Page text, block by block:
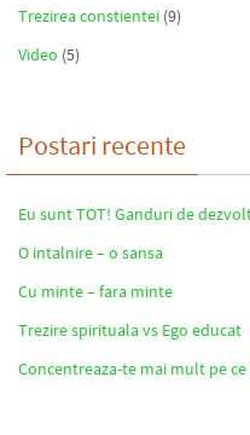
Trezirea constientei (9)
Video (5)
Postari recente
Eu sunt TOT! Ganduri de
O intalnire – o sansa
Cu minte – fara minte
Trezire spirituala vs Ego educat
Concentreaza-te mai mult pe